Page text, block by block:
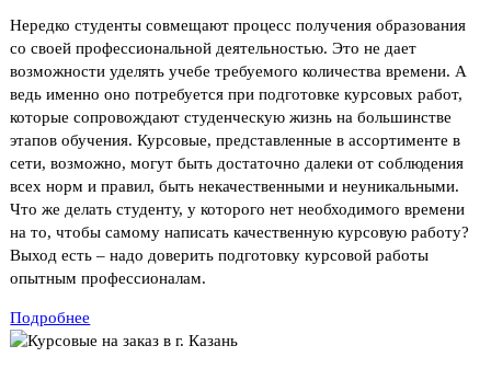
Нередко студенты совмещают процесс получения образования
со своей профессиональной деятельностью. Это не дает
возможности уделять учебе требуемого количества времени. А
ведь именно оно потребуется при подготовке курсовых работ,
которые сопровождают студенческую жизнь на большинстве
этапов обучения. Курсовые, представленные в ассортименте в
сети, возможно, могут быть достаточно далеки от соблюдения
всех норм и правил, быть некачественными и неуникальными.
Что же делать студенту, у которого нет необходимого времени
на то, чтобы самому написать качественную курсовую работу?
Выход есть – надо доверить подготовку курсовой работы
опытным профессионалам.
Подробнее